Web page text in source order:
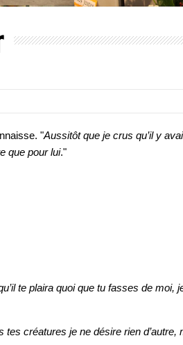
"Aussitôt que je crus qu’il y
que pour lui."
te plaira quoi que tu fasses de moi,
créatures je ne désire rien d’autre,